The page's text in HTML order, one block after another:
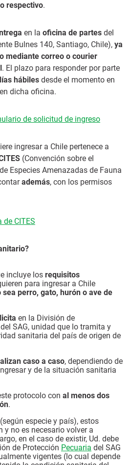
respectivo.
en la oficina de partes del
Bulnes 140, Santiago, Chile), ya
mediante correo o courier
. El plazo para responder por parte
hábiles desde el momento en
dicha oficina.
de solicitud de ingreso
ingresar a Chile pertenece a
(Convención sobre el
Especies Amenazadas de Fauna
además, con los permisos
CITES
incluye los requisitos
para ingresar a Chile
sea perro, gato, hurón o ave de
en la División de
SAG, unidad que lo tramita y
sanitaria del país de origen de
caso a caso, dependiendo de
y de la situación sanitaria
protocolo con al menos dos
.
(según especie y país), estos
y no es necesario volver a
en el caso de existir, Ud. debe
de Protección Pecuaria del SAG
vigentes (lo cual depende